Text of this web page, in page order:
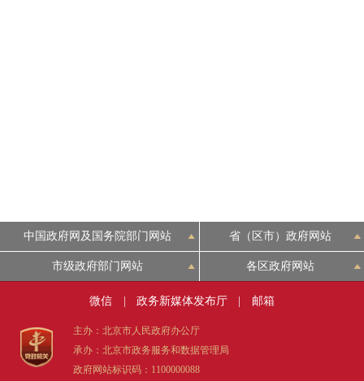
中国政府网及国务院部门网站 省（区市）政府网站
市级政府部门网站 各区政府网站
微信 政务新媒体发布厅 邮箱
主办：北京市人民政府办公厅
承办：北京市政务服务和数据管理局
政府网站标识码：1100000088